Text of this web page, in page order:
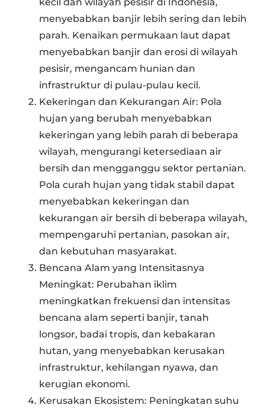
menyebabkan banjir lebih sering dan lebih
parah. Kenaikan permukaan laut dapat
menyebabkan banjir dan erosi di wilayah
pesisir, mengancam hunian dan
infrastruktur di pulau-pulau kecil.
Kekeringan dan Kekurangan Air: Pola
hujan yang berubah menyebabkan
kekeringan yang lebih parah di beberapa
wilayah, mengurangi ketersediaan air
bersih dan mengganggu sektor pertanian.
Pola curah hujan yang tidak stabil dapat
menyebabkan kekeringan dan
kekurangan air bersih di beberapa wilayah,
mempengaruhi pertanian, pasokan air,
dan kebutuhan masyarakat.
Bencana Alam yang Intensitasnya
Meningkat: Perubahan iklim
meningkatkan frekuensi dan intensitas
bencana alam seperti banjir, tanah
longsor, badai tropis, dan kebakaran
hutan, yang menyebabkan kerusakan
infrastruktur, kehilangan nyawa, dan
kerugian ekonomi.
Kerusakan Ekosistem: Peningkatan suhu